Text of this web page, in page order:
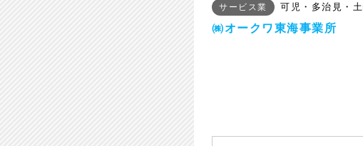
サービス業 可児・多治見・
㈱オークワ東海事業所